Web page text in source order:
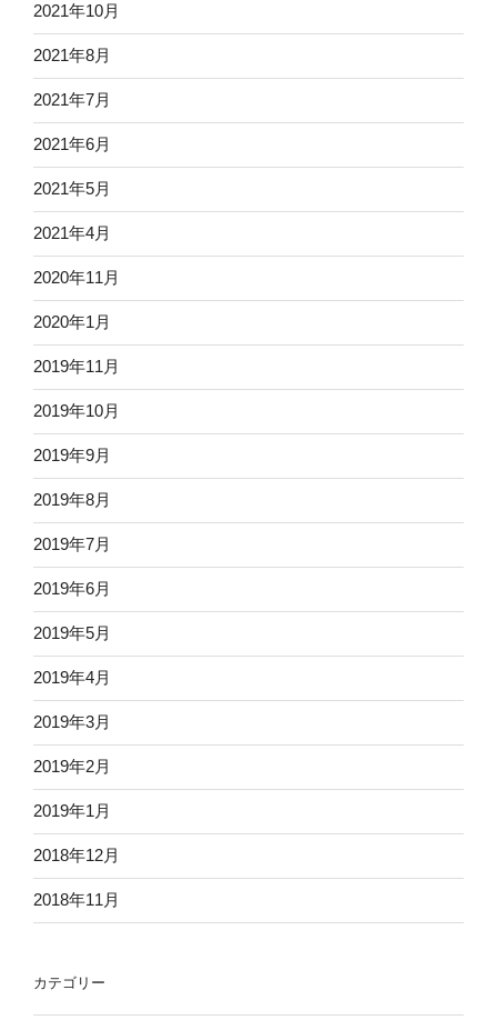
2021年10月
2021年8月
2021年7月
2021年6月
2021年5月
2021年4月
2020年11月
2020年1月
2019年11月
2019年10月
2019年9月
2019年8月
2019年7月
2019年6月
2019年5月
2019年4月
2019年3月
2019年2月
2019年1月
2018年12月
2018年11月
カテゴリー